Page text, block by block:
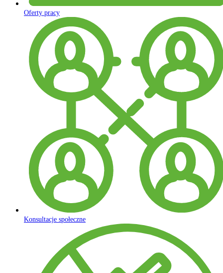
Oferty pracy
Konsultacje społeczne